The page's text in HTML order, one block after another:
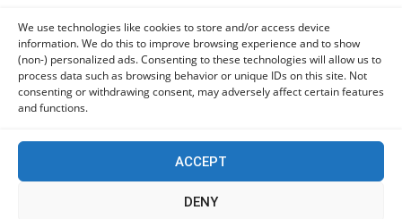
We use technologies like cookies to store and/or access device
information. We do this to improve browsing experience and to show
(non-) personalized ads. Consenting to these technologies will allow us to
process data such as browsing behavior or unique IDs on this site. Not
consenting or withdrawing consent, may adversely affect certain features
and functions.
ACCEPT
DENY
κυβερνοαπειλές αλλά λαμβάνουν λιγότερα μέτρα
προστασίας
06/08/2026
Πόλη Χρυσοχούς: Σε εξέλιξη η ενοποίηση τεσσάρων
αρχαιολογικών χώρων (εικόνες)
όσους δεν συμμορφώθηκαν για τις επικίνδυνες